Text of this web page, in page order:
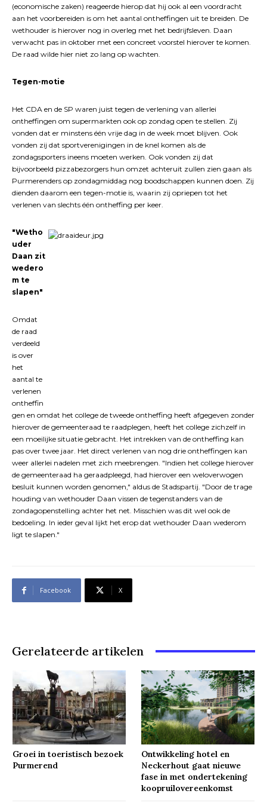
(economische zaken) reageerde hierop dat hij ook al een voordracht
aan het voorbereiden is om het aantal ontheffingen uit te breiden. De
wethouder is hierover nog in overleg met het bedrijfsleven. Daan
verwacht pas in oktober met een concreet voorstel hierover te komen.
De raad wilde hier niet zo lang op wachten.
Tegen-motie
Het CDA en de SP waren juist tegen de verlening van allerlei
ontheffingen om supermarkten ook op zondag open te stellen. Zij
vonden dat er minstens één vrije dag in de week moet blijven. Ook
vonden zij dat sportverenigingen in de knel komen als de
zondagsporters ineens moeten werken. Ook vonden zij dat
bijvoorbeeld pizzabezorgers hun omzet achteruit zullen zien gaan als
Purmerenders op zondagmiddag nog boodschappen kunnen doen. Zij
dienden daarom een tegen-motie is, waarin zij opriepen tot het
verlenen van slechts één ontheffing per keer.
"Wetho
uder
Daan zit
wedero
m te
slapen"
Omdat
de raad
verdeeld
is over
het
aantal te
verlenen
ontheffin
gen en omdat het college de tweede ontheffing heeft afgegeven zonder
hierover de gemeenteraad te raadplegen, heeft het college zichzelf in
een moeilijke situatie gebracht. Het intrekken van de ontheffing kan
pas over twee jaar. Het direct verlenen van nog drie ontheffingen kan
weer allerlei nadelen met zich meebrengen. "Indien het college hierover
de gemeenteraad ha geraadpleegd, had hierover een weloverwogen
besluit kunnen worden genomen," aldus de Stadspartij. "Door de trage
houding van wethouder Daan vissen de tegenstanders van de
zondagopenstelling achter het net. Misschien was dit wel ook de
bedoeling. In ieder geval lijkt het erop dat wethouder Daan wederom
ligt te slapen."
Facebook X
Gerelateerde artikelen
Groei in toeristisch bezoek
Purmerend
Ontwikkeling hotel en
Neckerhout gaat nieuwe
fase in met ondertekening
koopruilovereenkomst